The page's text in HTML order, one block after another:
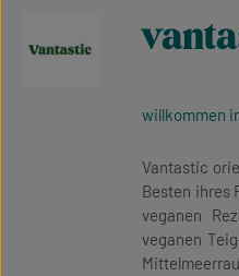
willkommen
Vantastic
Besten ihres
veganen
veganen